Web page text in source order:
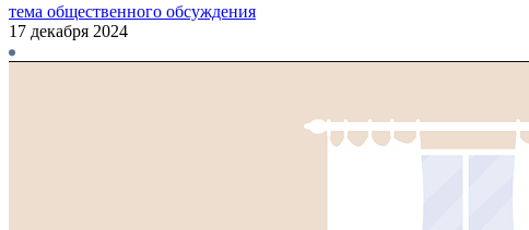
тема общественного обсуждения
17 декабря 2024